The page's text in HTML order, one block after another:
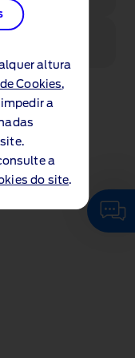
altura
Cookies,
a
a
do site.